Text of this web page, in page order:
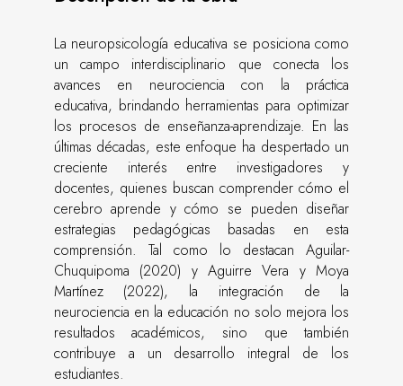
La neuropsicología educativa se posiciona como
un campo interdisciplinario que conecta los
avances en neurociencia con la práctica
educativa, brindando herramientas para optimizar
los procesos de enseñanza-aprendizaje. En las
últimas décadas, este enfoque ha despertado un
creciente interés entre investigadores y
docentes, quienes buscan comprender cómo el
cerebro aprende y cómo se pueden diseñar
estrategias pedagógicas basadas en esta
comprensión. Tal como lo destacan Aguilar-
Chuquipoma (2020) y Aguirre Vera y Moya
Martínez (2022), la integración de la
neurociencia en la educación no solo mejora los
resultados académicos, sino que también
contribuye a un desarrollo integral de los
estudiantes.